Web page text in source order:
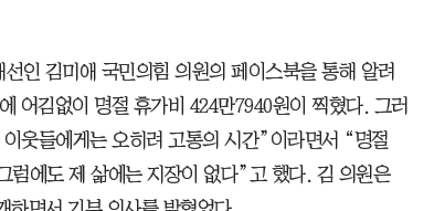
인 김미애 국민의힘 의원의 페이스북을 통해 알려
어김없이 명절 휴가비 424만7940원이 찍혔다. 그러
웃들에게는 오히려 고통의 시간”이라면서 “명절
럼에도 제 삶에는 지장이 없다”고 했다. 김 의원은